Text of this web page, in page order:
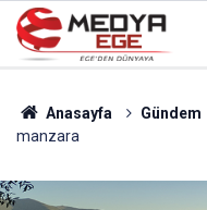
Anasayfa Gündem
manzara